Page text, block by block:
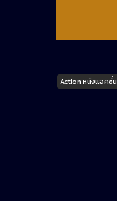
Tags
Action หนังแอคชั่น